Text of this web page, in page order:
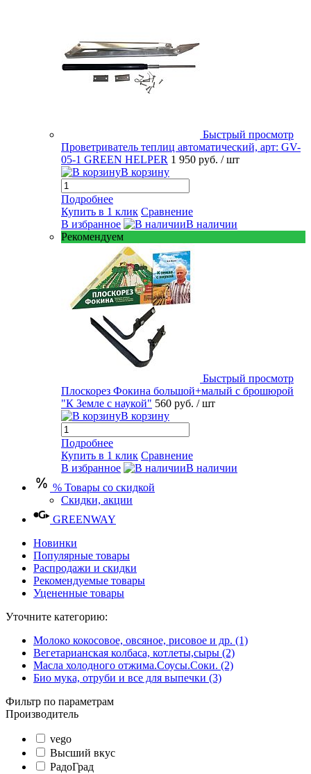
Быстрый просмотр
Проветриватель теплиц автоматический, арт: GV-
05-1 GREEN HELPER 1 950 руб. / шт
В корзину
Подробнее
Купить в 1 клик Сравнение
В избранное
В наличии
Рекомендуем
Быстрый просмотр
Плоскорез Фокина большой+малый с брошюрой
"К Земле с наукой" 560 руб. / шт
В корзину
Подробнее
Купить в 1 клик Сравнение
В избранное
В наличии
% Товары со скидкой
Скидки, акции
GREENWAY
Новинки
Популярные товары
Распродажи и скидки
Рекомендуемые товары
Уцененные товары
Уточните категорию:
Молоко кокосовое, овсяное, рисовое и др. (1)
Вегетарианская колбаса, котлеты,сыры (2)
Масла холодного отжима.Соусы.Соки. (2)
Био мука, отруби и все для выпечки (3)
Фильтр по параметрам
Производитель
vego
Высший вкус
РадоГрад